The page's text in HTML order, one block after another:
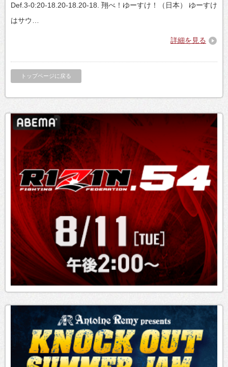
Def.3-0:20-18.20-18.20-18. 翔べ！ゆーすけ！（日本） ゆーすけ
はサウ…
詳細を見る
トップページに戻る